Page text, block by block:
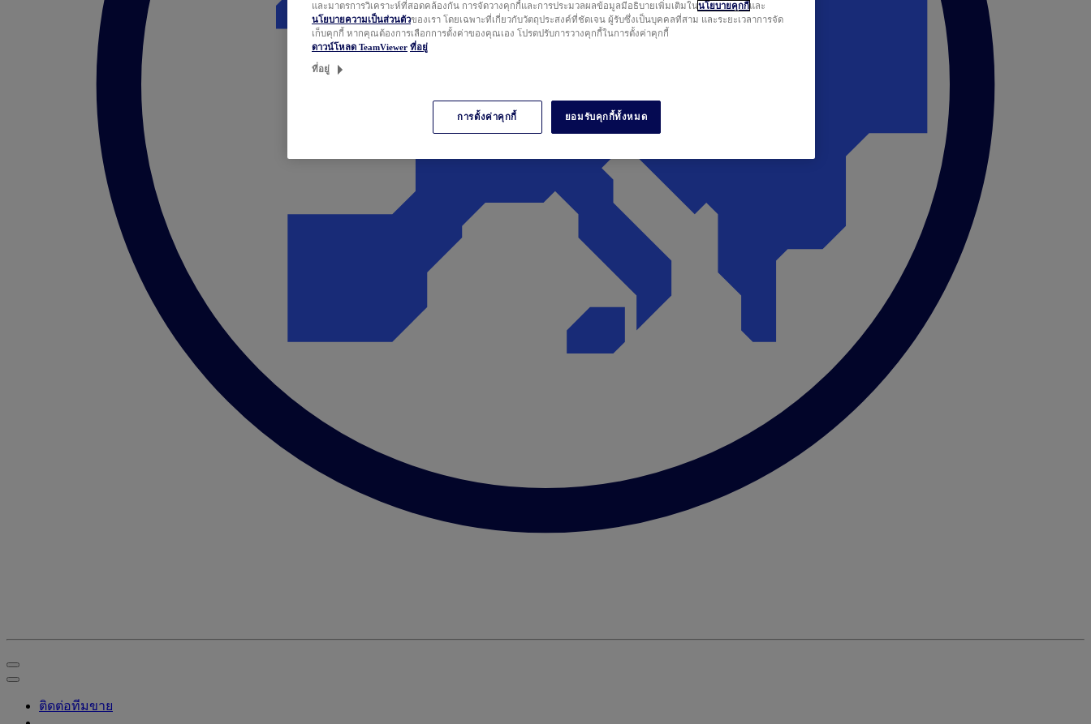
ติดต่อทีมขาย
และมาตรการวิเคราะห์ที่สอดคล้องกัน การจัดวางคุกกี้และการประมวลผลข้อมูลมีอธิบายเพิ่มเติมในนโยบายคุกกี้และ
นโยบายความเป็นส่วนตัวของเรา โดยเฉพาะที่เกี่ยวกับวัตถุประสงค์ที่ชัดเจน ผู้รับซึ่งเป็นบุคคลที่สาม และระยะเวลาการจัด
เก็บคุกกี้ หากคุณต้องการเลือกการตั้งค่าของคุณเอง โปรดปรับการวางคุกกี้ในการตั้งค่าคุกกี้
ดาวน์โหลด TeamViewer ที่อยู่
ที่อยู่
การตั้งค่าคุกกี้ ยอมรับคุกกี้ทั้งหมด